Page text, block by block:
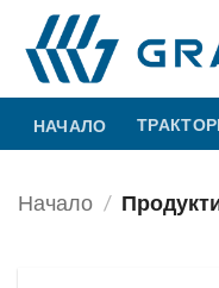
content
НАЧАЛО
Начало /